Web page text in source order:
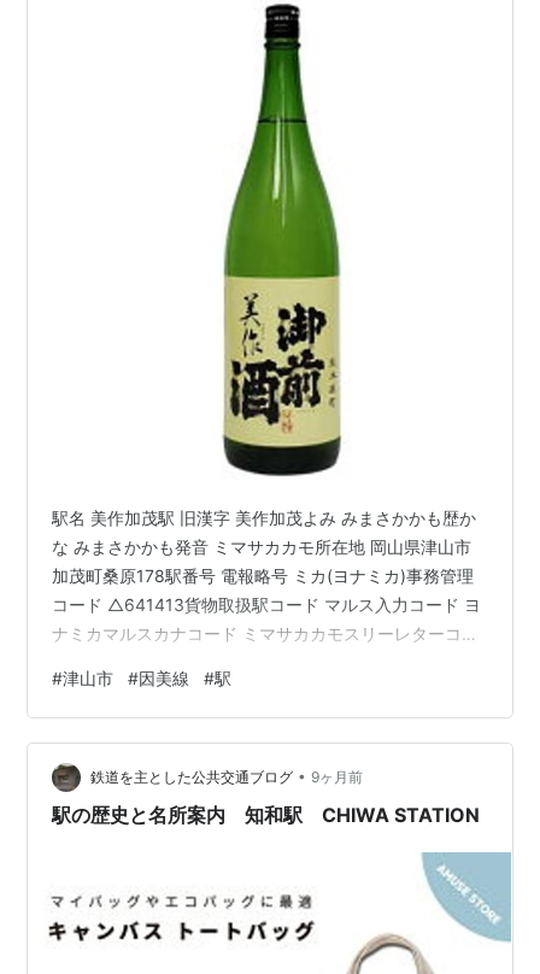
駅名 美作加茂駅 旧漢字 美作加茂よみ みまさかかも歴か
な みまさかかも発音 ミマサカカモ所在地 岡山県津山市
加茂町桑原178駅番号 電報略号 ミカ(ヨナミカ)事務管理
コード △641413貨物取扱駅コード マルス入力コード ヨ
ナミカマルスカナコード ミマサカカモスリーレターコー
乗入路線 因美線キロ程 因美線 鳥取起点 55.8km 名所案
内標記載事項(国鉄営業局昭和30年4月) 記載なし 歴史
1928年(昭和3)3月15日 鉄道省因美南線津山～東津山～当
駅間開通時に終着駅として開設。当時の所在地は岡山県
苫田郡東加茂村桑原であった。1931…
#津山市 #因美線 #駅
鉄道を主とした公共交通ブログ • 9ヶ月前
駅の歴史と名所案内 知和駅 CHIWA STATION